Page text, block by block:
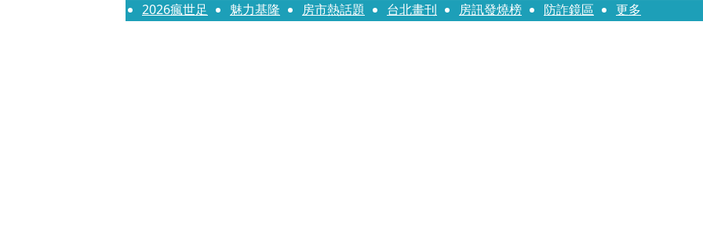
快訊
疊單計時算法現歧異 外送工會開戰Uber Eats
2026瘋世足 魅力基隆 房市熱話題 台北畫刊 房訊發燒榜 防詐鏡區 更多